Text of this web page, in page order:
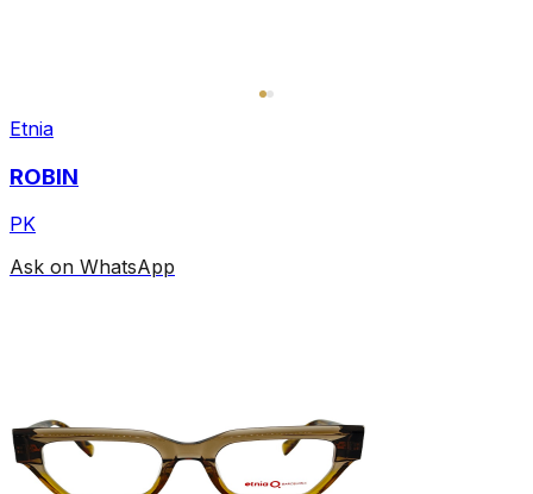
Etnia
ROBIN
PK
Ask on WhatsApp